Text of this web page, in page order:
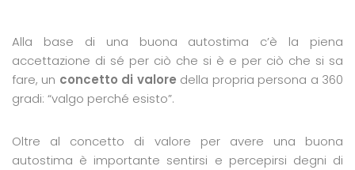
Alla base di una buona autostima c’è la piena
accettazione di sé per ciò che si è e per ciò che si sa
fare, un concetto di valore della propria persona a 360
gradi: “valgo perché esisto”.
Oltre al concetto di valore per avere una buona
autostima è importante sentirsi e percepirsi degni di